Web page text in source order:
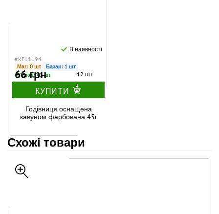
#KF11194
В наявності
Маг: 0 шт
Базар: 1 шт
Склад: 41 шт
66 грн 12 шт.
КУПИТИ
Годівниця оснащена
кавуном фарбована 45г
Схожі товари